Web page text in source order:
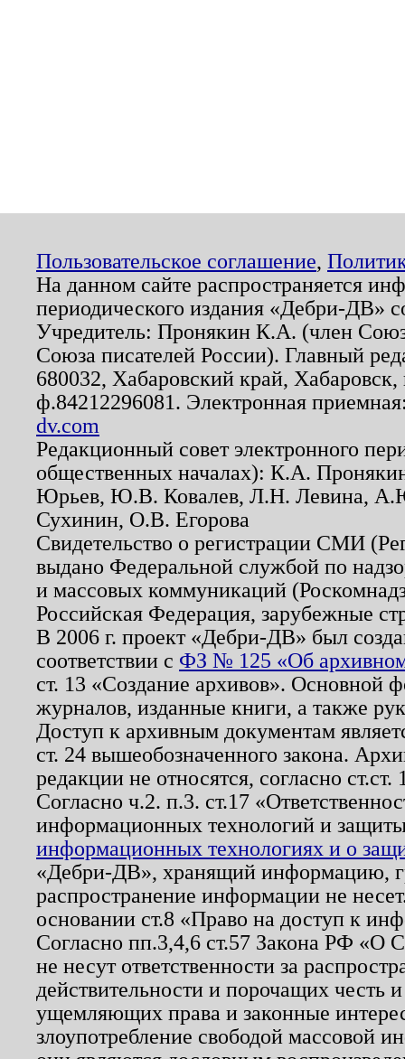
Пользовательское соглашение,
На данном сайте распространяется
периодического издания «Дебри-ДВ»
Учредитель: Пронякин К.А. (член
Союза писателей России). Главный
680032, Хабаровский край,
ф.84212296081. Электронная
dv.com
Редакционный совет электронного
общественных началах): К.А.
Юрьев, Ю.В. Ковалев, Л.Н. Левина,
Сухинин, О.В. Егорова
Свидетельство о регистрации СМИ
выдано Федеральной службой по
и массовых коммуникаций
Российская Федерация, зарубежные
В 2006 г. проект «Дебри-ДВ» был
соответствии с ФЗ № 125 «Об
ст. 13 «Создание архивов». Основной
журналов, изданные книги, а также
Доступ к архивным документам
ст. 24 вышеобозначенного закона.
редакции не относятся, согласно
Согласно ч.2. п.3. ст.17
информационных технологий и
информационных технологиях и о
«Дебри-ДВ», хранящий информацию,
распространение информации не
основании ст.8 «Право на доступ к
Согласно пп.3,4,6 ст.57 Закона РФ «О
не несут ответственности за
действительности и порочащих честь
ущемляющих права и законные
злоупотребление свободой массовой